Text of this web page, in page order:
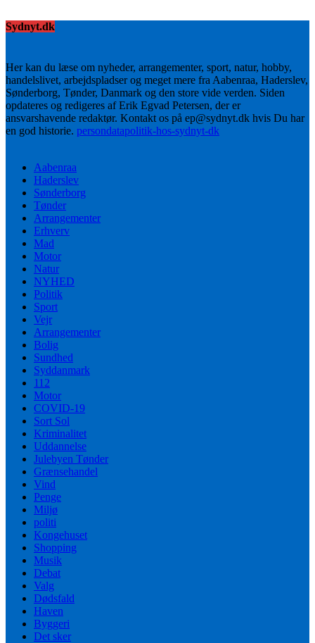
Sydnyt.dk
Her kan du læse om nyheder, arrangementer, sport, natur, hobby,
handelslivet, arbejdspladser og meget mere fra Aabenraa, Haderslev,
Sønderborg, Tønder, Danmark og den store vide verden. Siden
opdateres og redigeres af Erik Egvad Petersen, der er
ansvarshavende redaktør. Kontakt os på ep@sydnyt.dk hvis Du har
en god historie. persondatapolitik-hos-sydnyt-dk
Aabenraa
Haderslev
Sønderborg
Tønder
Arrangementer
Erhverv
Mad
Motor
Natur
NYHED
Politik
Sport
Vejr
Arrangementer
Bolig
Sundhed
Syddanmark
112
Motor
COVID-19
Sort Sol
Kriminalitet
Uddannelse
Julebyen Tønder
Grænsehandel
Vind
Penge
Miljø
politi
Kongehuset
Shopping
Musik
Debat
Valg
Dødsfald
Haven
Byggeri
Det sker